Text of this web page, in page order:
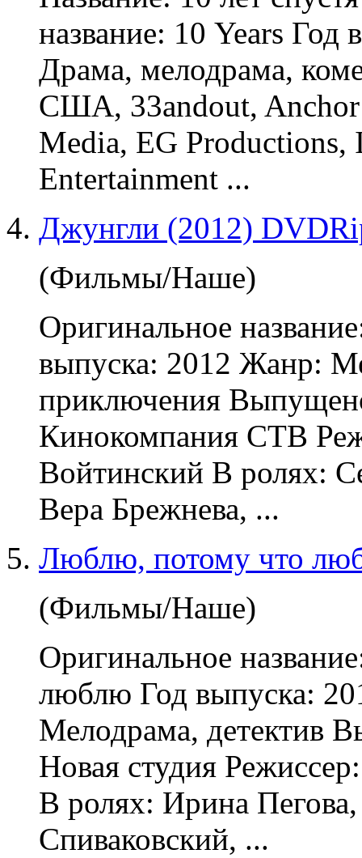
название: 10 Years
Драма, мелодрама,
США, 33andout, Anchor
Media, EG Productions,
Entertainment ...
Джунгли (2012)
(Фильмы/Наше)
Оригинальное
выпуска: 2012 Жанр:
приключения
Кинокомпания CTB
Войтинский В ролях:
Вера Брежнева, ...
Люблю, потому что
(Фильмы/Наше)
Оригинальное
люблю Год выпуска:
Мелодрама, детектив
Новая студия
В ролях: Ирина
Спиваковский, ...